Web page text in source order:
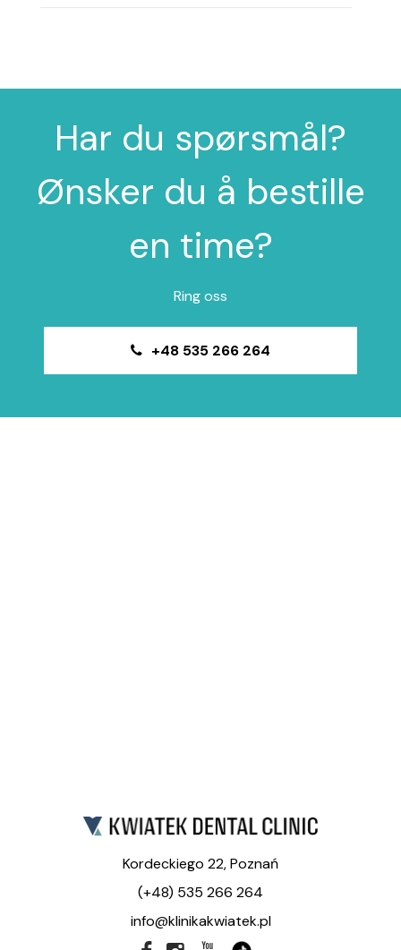
Har du spørsmål?
Ønsker du å bestille
en time?
Ring oss
+48 535 266 264
Kordeckiego 22, Poznań
(+48) 535 266 264
info@klinikakwiatek.pl